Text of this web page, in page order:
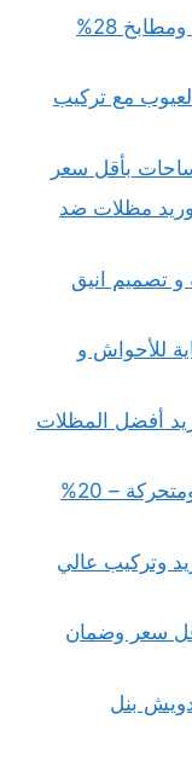
فني المنيوم الدمام – ابواب اكورديون ومطابخ 28%
مع تركيب
بأقل سعر
وتوريد مظلات ضد
و تصميم انيق
للأحواش و
أفضل المظلات
تركيب مظلات سيارات بالرياض ثابتة ومتحركة – 20%
خصم توريد وتركيب عالي
سعر وضمان
بنل